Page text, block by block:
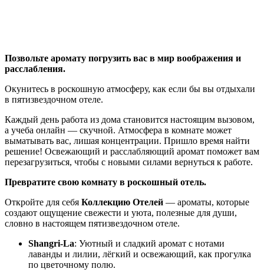
Позвольте аромату погрузить вас в мир воображения и
расслабления.
Окунитесь в роскошную атмосферу, как если бы вы отдыхали
в пятизвездочном отеле.
Каждый день работа из дома становится настоящим вызовом,
а учеба онлайн — скучной. Атмосфера в комнате может
выматывать вас, лишая концентрации. Пришло время найти
решение! Освежающий и расслабляющий аромат поможет вам
перезагрузиться, чтобы с новыми силами вернуться к работе.
Превратите свою комнату в роскошный отель.
Откройте для себя Коллекцию Отелей — ароматы, которые
создают ощущение свежести и уюта, полезные для души,
словно в настоящем пятизвездочном отеле.
Shangri-La: Уютный и сладкий аромат с нотами
лаванды и лилии, лёгкий и освежающий, как прогулка
по цветочному полю.